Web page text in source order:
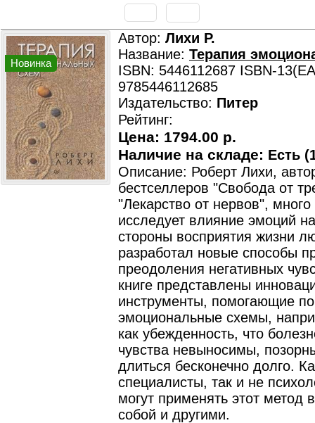
Новинка
Автор: Лихи Р.
Название: Терапия
ISBN: 5446112687 ISBN-
9785446112685
Издательство: Питер
Рейтинг:
Цена: 1794.00 р.
Наличие на складе: Есть
Описание: Роберт Лихи,
бестселлеров "Свобода от
"Лекарство от нервов", много
исследует влияние эмоций
стороны восприятия жизни
разработал новые способы
преодоления негативных
книге представлены
инструменты, помогающие
эмоциональные схемы,
как убежденность, что
чувства невыносимы,
длиться бесконечно долго.
специалисты, так и не
могут применять этот метод
собой и другими.